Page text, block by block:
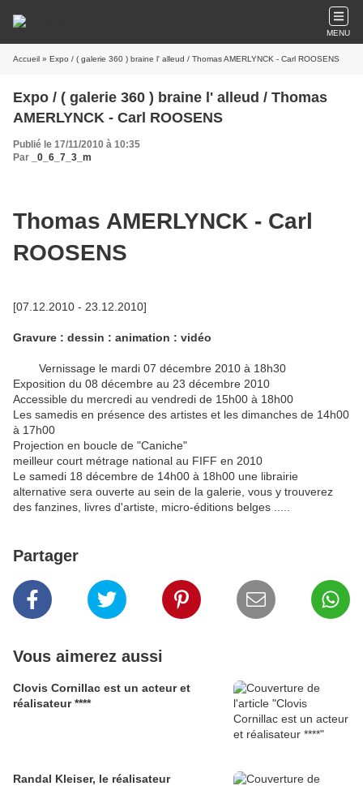
MENU
Accueil » Expo / ( galerie 360 ) braine l' alleud / Thomas AMERLYNCK - Carl ROOSENS
Expo / ( galerie 360 ) braine l' alleud / Thomas
AMERLYNCK - Carl ROOSENS
Publié le 17/11/2010 à 10:35
Par
_0_6_7_3_m
Thomas AMERLYNCK - Carl
ROOSENS
[07.12.2010 - 23.12.2010]
Gravure : dessin : animation : vidéo
Vernissage le mardi 07 décembre 2010 à 18h30
Exposition du 08 décembre au 23 décembre 2010
Accessible du mercredi au vendredi de 15h00 à 18h00
Les samedis en présence des artistes et les dimanches de 14h00
à 17h00
Projection en boucle de "Caniche"
meilleur court métrage national au FIFF en 2010
Le samedi 18 décembre de 14h00 à 18h00 une librairie
alternative sera ouverte au sein de la galerie, vous y trouverez
des fanzines, livres d'artiste, micro-éditions belges .....
Partager
Vous aimerez aussi
Clovis Cornillac est un acteur et
réalisateur ****
Randal Kleiser, le réalisateur